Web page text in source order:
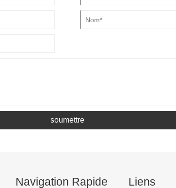
soumettre
Navigation Rapide Liens